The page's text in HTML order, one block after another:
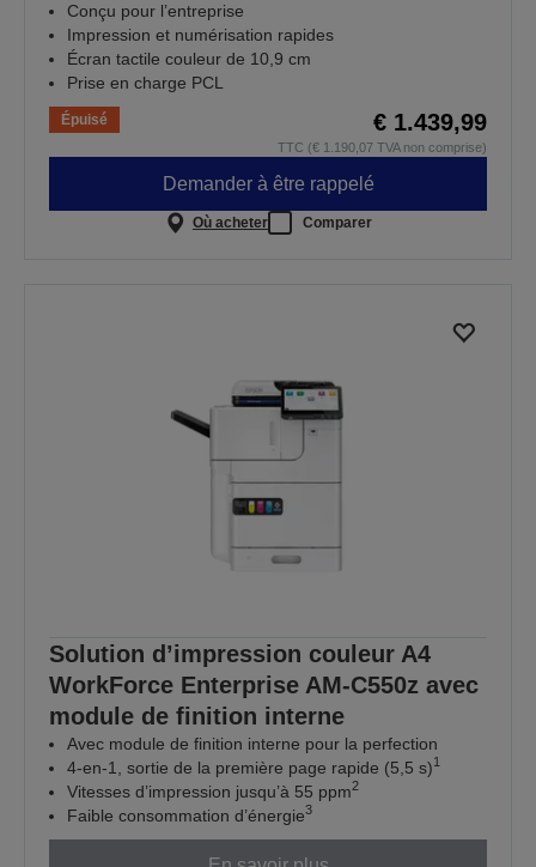
Conçu pour l’entreprise
Impression et numérisation rapides
Écran tactile couleur de 10,9 cm
Prise en charge PCL
Épuisé € 1.439,99
TTC (€ 1.190,07 TVA non comprise)
Demander à être rappelé
Où acheter Comparer
Solution d’impression couleur A4
WorkForce Enterprise AM-C550z avec
module de finition interne
Avec module de finition interne pour la perfection
4-en-1, sortie de la première page rapide (5,5 s)1
Vitesses d’impression jusqu’à 55 ppm2
Faible consommation d’énergie3